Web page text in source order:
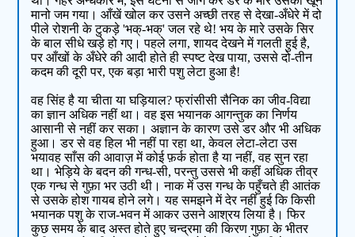
मानो जम गया। आँखें खोल कर उसने अच्छी तरह से देखा-अँधेरे में दो
पीले रोशनी के टुकड़े 'भक्-भक्' जल रहे थे! भय के मारे उसके सिर
के बाल सीधे खड़े हो गए। पहले लगा, शायद देखने में गलती हुई है,
पर आँखों के अँधेरे की आदी होते ही स्पष्ट देख पाया, उससे दो-तीन
कदम की दूरी पर, एक बड़ा भारी पशु लेटा हुआ है!
वह सिंह है या चीता या घड़ियाल? फ्रांसीसी सैनिक का जीव-विद्या
का ज्ञान अधिक नहीं था। वह इस भयानक आगन्तुक का निर्णय
आसानी से नहीं कर सका। अज्ञान के कारण उसे डर और भी अधिक
हुआ। डर से वह हिल भी नहीं पा रहा था, केवल लेटा-लेटा उस
भयावह साँस की आवाज़ में कोई फ़र्क होता है या नहीं, वह सुन रहा
था। भेड़िये के बदन की गन्ध-सी, परन्तु उससे भी कहीं अधिक तीव्र
एक गन्ध से गुफ़ा भर उठी थी। नाक में उस गन्ध के पहुँचते ही आतंक
से उसके होश गायब होने लगे। यह समझने में देर नहीं हुई कि किसी
भयानक पशु के राज-भवन में आकर उसने आश्रय लिया है। फिर
कुछ समय के बाद अस्त होते हुए चन्द्रमा की किरण गुफ़ा के भीतर